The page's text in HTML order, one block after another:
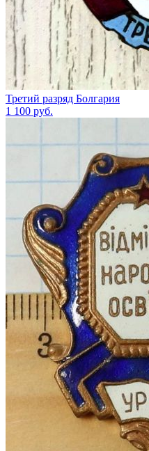
Третий разряд Болгария
1 100 руб.